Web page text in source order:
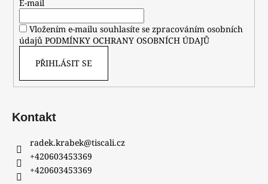
E-mail
Vložením e-mailu souhlasíte se zpracováním osobních
údajů PODMÍNKY OCHRANY OSOBNÍCH ÚDAJŮ
PŘIHLÁSIT SE
Kontakt
radek.krabek@tiscali.cz
+420603453369
+420603453369